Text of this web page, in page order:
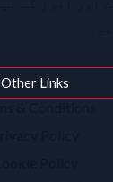
Other Links